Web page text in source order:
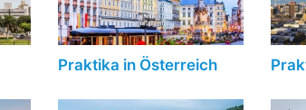
Praktika in Österreich